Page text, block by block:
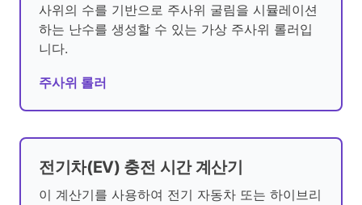
사위의 수를 기반으로 주사위 굴림을 시뮬레이션
하는 난수를 생성할 수 있는 가상 주사위 롤러입
니다.
주사위 롤러
전기차(EV) 충전 시간 계산기
이 계산기를 사용하여 전기 자동차 또는 하이브리